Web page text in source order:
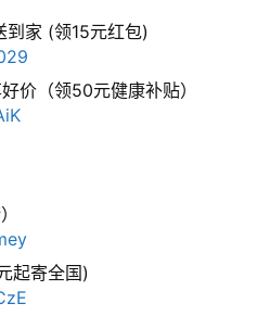
家 (领15元红包)
价（领50元健康补贴）
起寄全国)